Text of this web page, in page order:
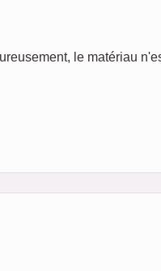
le matériau